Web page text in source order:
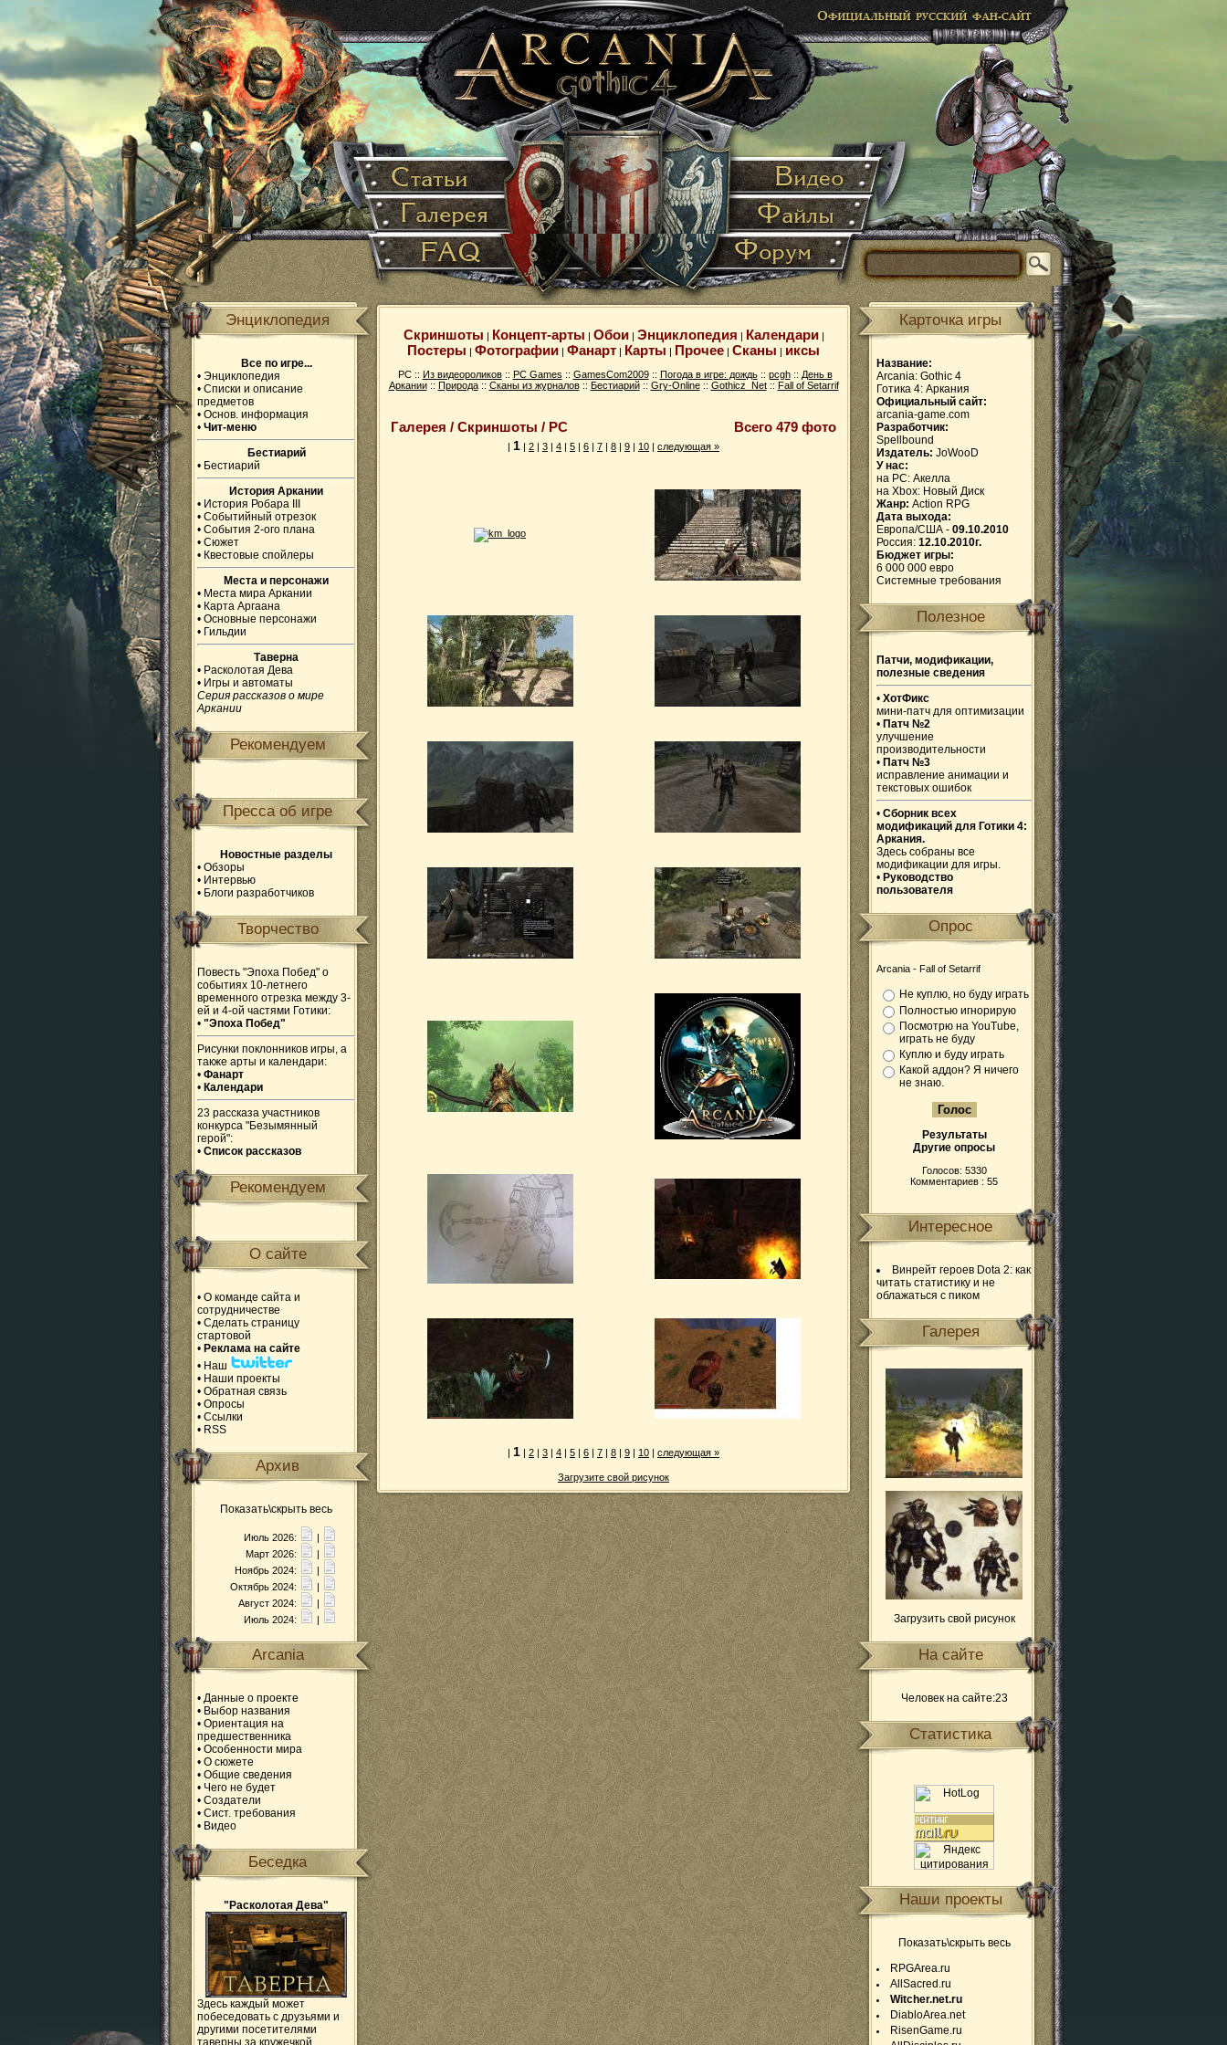
Энциклопедия
Все по игре...
• Энциклопедия
• Списки и описание
предметов
• Основ. информация
• Чит-меню
Бестиарий
• Бестиарий
История Аркании
• История Робара III
• Событийный отрезок
• События 2-ого плана
• Сюжет
• Квестовые спойлеры
Места и персонажи
• Места мира Аркании
• Карта Аргаана
• Основные персонажи
• Гильдии
Таверна
• Расколотая Дева
• Игры и автоматы
Серия рассказов о мире
Аркании
Рекомендуем
Пресса об игре
Новостные разделы
• Обзоры
• Интервью
• Блоги разработчиков
Творчество
Повесть "Эпоха Побед" о
событиях 10-летнего
временного отрезка между 3-
ей и 4-ой частями Готики:
• "Эпоха Побед"
Рисунки поклонников игры, а
также арты и календари:
• Фанарт
• Календари
23 рассказа участников
конкурса "Безымянный
герой":
• Список рассказов
Рекомендуем
О сайте
• О команде сайта и
сотрудничестве
• Сделать страницу
стартовой
• Реклама на сайте
• Наш
• Наши проекты
• Обратная связь
• Опросы
• Ссылки
• RSS
Архив
Показать\скрыть весь
Июль 2026:
|
Март 2026:
|
Ноябрь 2024:
|
Октябрь 2024:
|
Август 2024:
|
Июль 2024:
|
Arcania
• Данные о проекте
• Выбор названия
• Ориентация на
предшественника
• Особенности мира
• О сюжете
• Общие сведения
• Чего не будет
• Создатели
• Сист. требования
• Видео
Беседка
"Расколотая Дева"
Здесь каждый может
побеседовать с друзьями и
другими посетителями
таверны за кружечкой
Скриншоты | Концепт-арты | Обои| Энциклопедия | Календари|
Постеры | Фотографии | Фанарт | Карты | Прочее | Сканы | иксы
PC :: Из видеороликов:: PC Games :: GamesCom2009:: Погода в игре: дождь:: pcgh:: День в
Аркании:: Природа:: Сканы из журналов:: Бестиарий:: Gry-Online:: Gothicz_Net:: Fall of Setarrif
Галерея / Скриншоты / PC Всего 479 фото
| 1 | 2 | 3 | 4 | 5 | 6 | 7 | 8 | 9 | 10 | следующая »
| 1 | 2 | 3 | 4 | 5 | 6 | 7 | 8 | 9 | 10 | следующая »
Загрузите свой рисунок
Карточка игры
Название:
Arcania: Gothic 4
Готика 4: Аркания
Официальный сайт:
arcania-game.com
Разработчик:
Spellbound
Издатель: JoWooD
У нас:
на PC: Акелла
на Xbox: Новый Диск
Жанр: Action RPG
Дата выхода:
Европа/США - 09.10.2010
Россия: 12.10.2010г.
Бюджет игры:
6 000 000 евро
Системные требования
Полезное
Патчи, модификации,
полезные сведения
• ХотФикс
мини-патч для оптимизации
• Патч №2
улучшение
производительности
• Патч №3
исправление анимации и
текстовых ошибок
• Сборник всех
модификаций для Готики 4:
Аркания.
Здесь собраны все
модификации для игры.
• Руководство
пользователя
Опрос
Arcania - Fall of Setarrif
Не куплю, но буду играть
Полностью игнорирую
Посмотрю на YouTube,
играть не буду
Куплю и буду играть
Какой аддон? Я ничего
не знаю.
Результаты
Другие опросы
Голосов: 5330
Комментариев : 55
Интересное
Винрейт героев Dota 2: как
читать статистику и не
облажаться с пиком
Галерея
Загрузить свой рисунок
На сайте
Человек на сайте:23
Статистика
Наши проекты
Показать\скрыть весь
RPGArea.ru
AllSacred.ru
Witcher.net.ru
DiabloArea.net
RisenGame.ru